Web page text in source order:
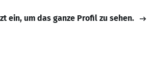
ein, um das ganze Profil zu sehen.